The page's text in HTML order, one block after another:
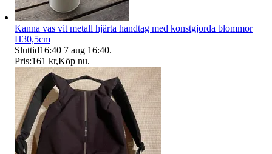
Kanna vas vit metall hjärta handtag med konstgjorda blommor
H30,5cm
Sluttid16:40 7 aug 16:40.
Pris:161 kr,Köp nu.